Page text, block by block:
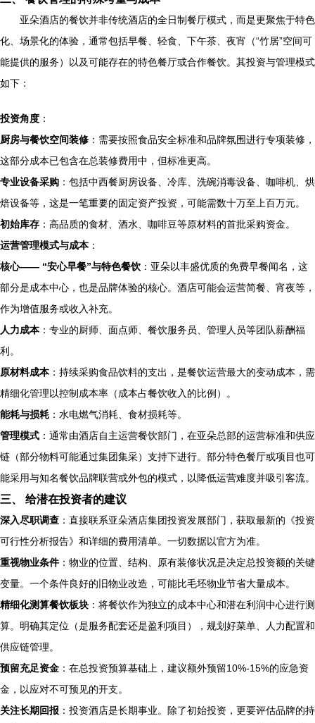
亚朵酒店的餐饮并非传统酒店的全日制餐厅模式，而是更聚焦于特色
化、场景化的体验，通常包括早餐、轻食、下午茶、夜宵（“竹居”空间可
能提供的服务）以及可能存在的特色餐厅或合作餐饮。其投资与管理模式
如下：
投资角度 ：
厨房与餐饮空间装修 ：需要按照食品安全标准和品牌氛围进行专项装修，
这部分成本已包含在总装修费用中，但标准更高。
专业设备采购 ：包括中西餐厨房设备、冷库、洗碗消毒设备、咖啡机、烘
焙设备等，这是一笔重要的固定资产投资，可能需数十万至上百万元。
初始库存 ：高品质的食材、酒水、咖啡豆等原材料的首批采购资金。
运营管理模式与成本：
核心—— “安心早餐”与特色餐饮 ：亚朵以丰盛优质的免费早餐闻名，这
部分是成本中心，也是品牌体验的核心。酒店可能会运营简餐、宵夜等，
作为增值服务或收入补充。
人力成本：专业的厨师、面点师、餐饮服务员、管理人员等团队薪酬福
利。
原材料成本：持续采购食品饮料的支出，是餐饮运营最大的变动成本，需
精细化管理以控制成本率（成本占餐饮收入的比例）。
能耗与损耗 ：水电燃气消耗、食材损耗等。
管理模式 ：通常由酒店自主运营餐饮部门，在亚朵总部的运营标准和供应
链（部分物料可能通过集团集采）支持下进行。部分特色餐厅或项目也可
能采用与知名餐饮品牌联营或外包的模式，以降低运营难度并吸引客流。
三、 给潜在投资者的建议
深入尽职调查 ：直接联系亚朵酒店集团投资发展部门，获取最新的《投资
可行性分析报告》和详细的费用清单。一切数据以官方为准。
重视物业条件：物业的位置、结构、原有装修状况是决定总投资额的关键
变量。一个条件良好的旧物业改造，可能比毛坯物业节省大量成本。
精细化测算餐饮板块 ：将餐饮作为独立的成本中心和潜在利润中心进行测
算。明确其定位（是服务配套还是盈利项目），规划好菜单、人力配置和
供应链管理。
预留充足资金 ：在总投资预算基础上，建议额外预留10%-15%的应急资
金，以应对不可预见的开支。
关注长期回报 ：投资酒店是长期事业。除了初始投资，更要评估品牌的持